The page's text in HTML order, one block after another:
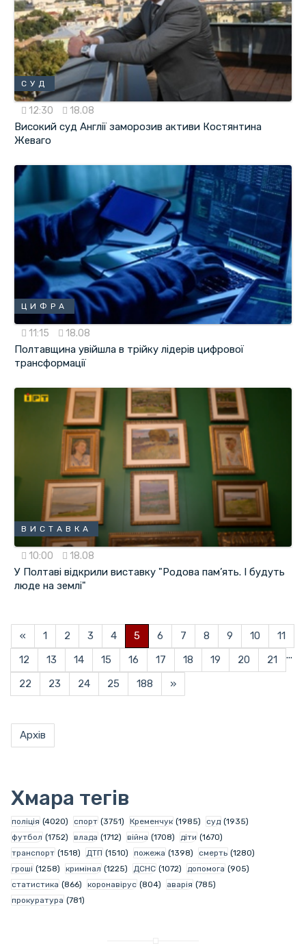
СУД
12:30 18.08
Високий суд Англії заморозив активи Костянтина
Жеваго
ЦИФРА
11:15 18.08
Полтавщина увійшла в трійку лідерів цифрової
трансформації
ВИСТАВКА
10:00 18.08
У Полтаві відкрили виставку "Родова пам’ять. І будуть
люде на землі"
« 1 2 3 4 5 6 7 8 9 10
11
12
13 14 15 16 17 18 19 20
21
22
23 24 25
...
188 »
Архів
Хмара тегів
поліція (4020) спорт (3751) Кременчук (1985) суд (1935)
футбол (1752) влада (1712) війна (1708) діти (1670)
транспорт (1518) ДТП (1510) пожежа (1398) смерть (1280)
гроші (1258) кримінал (1225) ДСНС (1072) допомога (905)
статистика (866) коронавірус (804) аварія (785)
прокуратура (781)